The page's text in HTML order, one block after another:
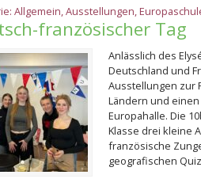
Allgemein,Ausstellungen,
französischer Tag
Anlässlich des
Deutschland und
Ausstellungen zur
Ländern und
Europahalle. Die
Klasse drei kleine
französische
geografischen